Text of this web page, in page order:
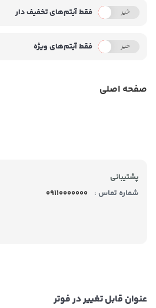
بله خیر فقط آیتم‌های تخفیف دار
بله خیر فقط آیتم‌های ویژه
صفحه اصلی
پشتیبانی
شماره تماس :
09110000000
عنوان قابل تغییر در فوتر